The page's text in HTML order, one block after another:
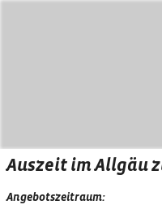
Auszeit im Allgäu
Angebotszeitraum: